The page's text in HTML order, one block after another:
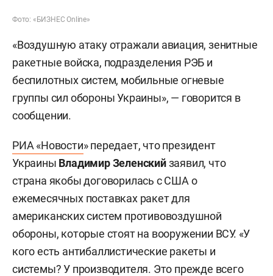
Фото: «БИЗНЕС Online»
«Воздушную атаку отражали авиация, зенитные
ракетные войска, подразделения РЭБ и
беспилотных систем, мобильные огневые
группы сил обороны Украины», — говорится в
сообщении.
РИА «Новости» передает, что президент
Украины Владимир Зеленскийзаявил, что
страна якобы договорилась с США о
ежемесячных поставках ракет для
американских систем противовоздушной
обороны, которые стоят на вооружении ВСУ. «У
кого есть антибаллистические ракеты и
системы? У производителя. Это прежде всего